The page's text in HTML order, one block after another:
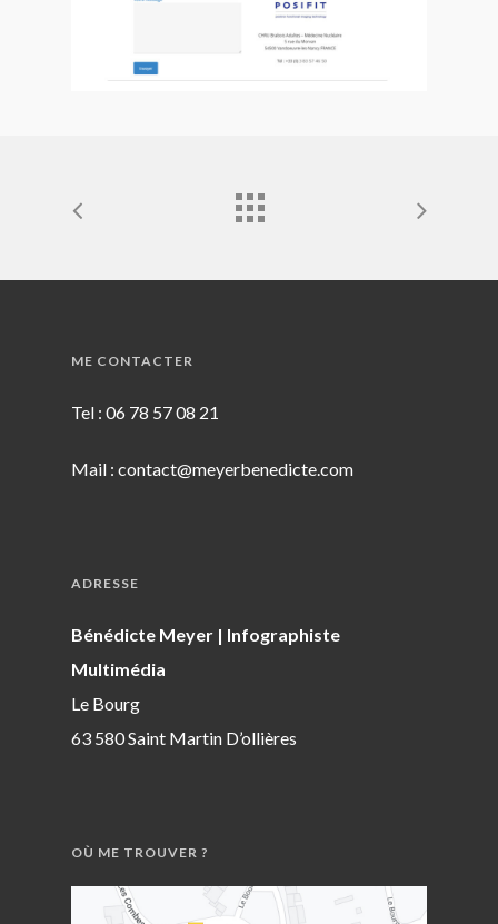
ME CONTACTER
Tel : 06 78 57 08 21
Mail : contact@meyerbenedicte.com
ADRESSE
Bénédicte Meyer | Infographiste
Multimédia
Le Bourg
63 580 Saint Martin D’ollières
OÙ ME TROUVER ?